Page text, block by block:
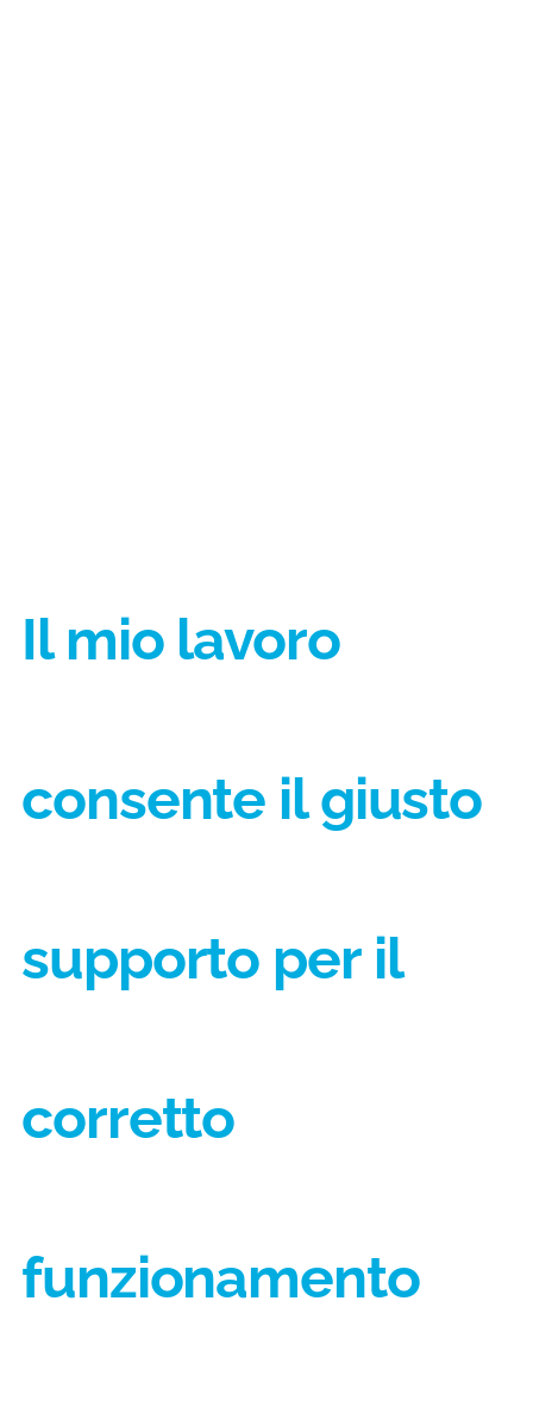
Il mio lavoro
consente il giusto
supporto per il
corretto
funzionamento